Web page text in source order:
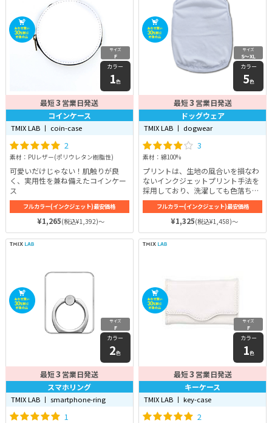
サイズ
F
カラー
1色
最短3 営業日発送
コインケース
TMIX LAB 丨 coin-case
2
素材：PUレザー(ポリウレタン樹脂性)
可愛いだけじゃない！肌触りが良
く、実用性を兼ね備えたコインケー
ス
フルカラー(インクジェット)最安価格
¥1,265(税込¥1,392)～
サイズ
S〜XL
カラー
5色
最短3 営業日発送
ドッグウェア
TMIX LAB 丨 dogwear
3
素材：綿100%
プリントは、生地の風合いを損なわ
ないインクジェットプリント手法を
採用しており、洗濯しても色落ちし
にくいのが嬉しい。また、伸縮性の
あるサラっとした生地を採用してお
り、お洋服が初めてのワンちゃんで
も着やすいのが嬉しい。前裾部分に
はゴムが入っており、着せたときズ
レにくく、おしっこがかかりにくい
フルカラー(インクジェット)最安価格
¥1,325(税込¥1,458)～
サイズ
F
カラー
2色
最短3 営業日発送
スマホリング
TMIX LAB 丨 smartphone-ring
1
サイズ
F
カラー
1色
最短3 営業日発送
キーケース
TMIX LAB 丨 key-case
2